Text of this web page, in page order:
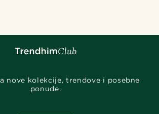
nove kolekcije, trendove i posebne
ponude.